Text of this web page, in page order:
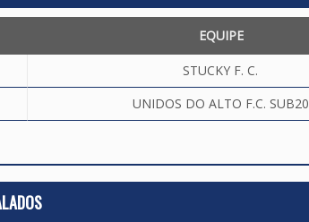
EQUIPE
STUCKY F. C.
UNIDOS DO ALTO F.C. SUB20